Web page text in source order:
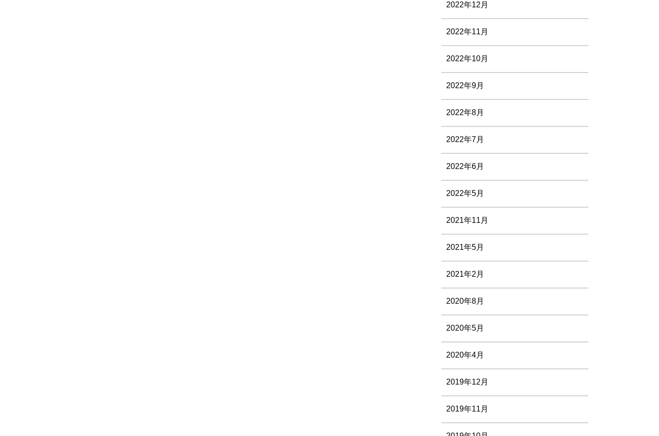
2022年12月
2022年11月
2022年10月
2022年9月
2022年8月
2022年7月
2022年6月
2022年5月
2021年11月
2021年5月
2021年2月
2020年8月
2020年5月
2020年4月
2019年12月
2019年11月